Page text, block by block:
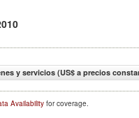
y servicios (US$ a precios
Availability for coverage.